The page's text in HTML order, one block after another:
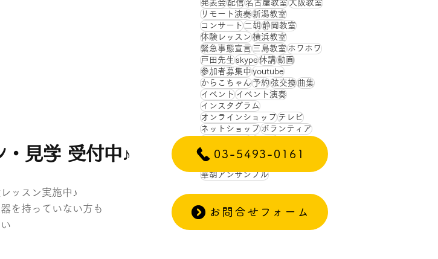
発表会配信名古屋教室大阪教室
リモート演奏新潟教室
コンサート二胡静岡教室
体験レッスン横浜教室
緊急事態宣言三島教室ホワホワ
戸田先生skype休講動画
参加者募集中youtube
からこちゃん予約弦交換曲集
イベントイベント演奏
インスタグラム
オンラインショップテレビ
ネットショップボランティア
ワークショップ 年賀状 新規募集
演奏動画
華胡アンサンブル
・見学 受付中♪
ッスン実施中♪
を持っていない方も
お問合せフォーム
03-5493-0161